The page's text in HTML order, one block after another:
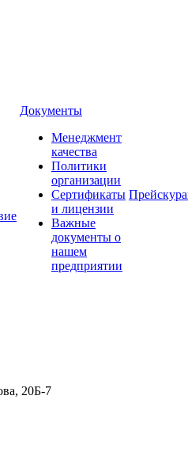
Документы
Менеджмент
качества
Политики
организации
Сертификаты
и лицензии
Важные
документы о
нашем
предприятии
20Б-7